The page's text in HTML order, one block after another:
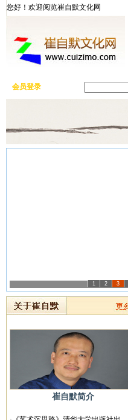
您好！欢迎阅览崔自默文化网
会员登录
1 2 3
崔自默简介